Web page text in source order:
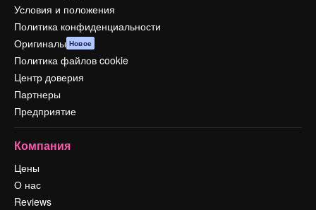
Условия и положения
Политика конфиденциальности
Оригиналы Новое
Политика файлов cookie
Центр доверия
Партнеры
Предприятие
Компания
Цены
О нас
Reviews